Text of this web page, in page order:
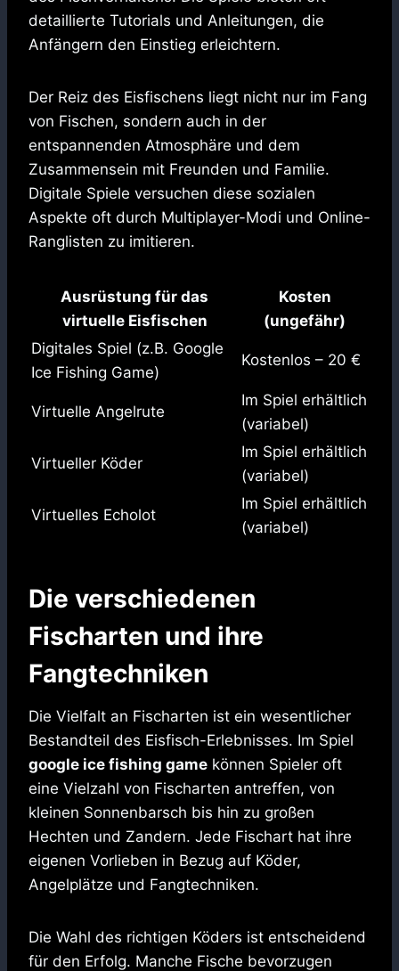
detaillierte Tutorials und Anleitungen, die
Anfängern den Einstieg erleichtern.
Der Reiz des Eisfischens liegt nicht nur im Fang
von Fischen, sondern auch in der
entspannenden Atmosphäre und dem
Zusammensein mit Freunden und Familie.
Digitale Spiele versuchen diese sozialen
Aspekte oft durch Multiplayer-Modi und Online-
Ranglisten zu imitieren.
Ausrüstung für das
virtuelle Eisfischen
Kosten
(ungefähr)
Digitales Spiel (z.B. Google
Ice Fishing Game)
Kostenlos – 20 €
Virtuelle Angelrute
Im Spiel erhältlich
(variabel)
Virtueller Köder
Im Spiel erhältlich
(variabel)
Virtuelles Echolot
Im Spiel erhältlich
(variabel)
Die verschiedenen
Fischarten und ihre
Fangtechniken
Die Vielfalt an Fischarten ist ein wesentlicher
Bestandteil des Eisfisch-Erlebnisses. Im Spiel
google ice fishing game können Spieler oft
eine Vielzahl von Fischarten antreffen, von
kleinen Sonnenbarsch bis hin zu großen
Hechten und Zandern. Jede Fischart hat ihre
eigenen Vorlieben in Bezug auf Köder,
Angelplätze und Fangtechniken.
Die Wahl des richtigen Köders ist entscheidend
für den Erfolg. Manche Fische bevorzugen